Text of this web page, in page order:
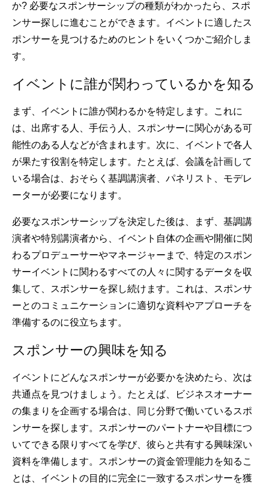
か? 必要なスポンサーシップの種類がわかったら、スポ
ンサー探しに進むことができます。イベントに適したス
ポンサーを見つけるためのヒントをいくつかご紹介しま
す。
イベントに誰が関わっているかを知る
まず、イベントに誰が関わるかを特定します。これに
は、出席する人、手伝う人、スポンサーに関心がある可
能性のある人などが含まれます。次に、イベントで各人
が果たす役割を特定します。たとえば、会議を計画して
いる場合は、おそらく基調講演者、パネリスト、モデレ
ーターが必要になります。
必要なスポンサーシップを決定した後は、まず、基調講
演者や特別講演者から、イベント自体の企画や開催に関
わるプロデューサーやマネージャーまで、特定のスポン
サーイベントに関わるすべての人々に関するデータを収
集して、スポンサーを探し続けます。これは、スポンサ
ーとのコミュニケーションに適切な資料やアプローチを
準備するのに役立ちます。
スポンサーの興味を知る
イベントにどんなスポンサーが必要かを決めたら、次は
共通点を見つけましょう。たとえば、ビジネスオーナー
の集まりを企画する場合は、同じ分野で働いているスポ
ンサーを探します。スポンサーのパートナーや目標につ
いてできる限りすべてを学び、彼らと共有する興味深い
資料を準備します。スポンサーの資金管理能力を知るこ
とは、イベントの目的に完全に一致するスポンサーを獲